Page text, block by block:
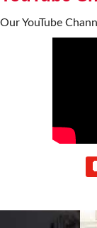
Our YouTube